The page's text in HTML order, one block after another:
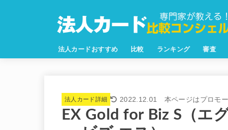
法人カードおすすめ 比較 ランキング 審査
法人カード詳細 2022.12.01
EX Gold for Biz S（エ